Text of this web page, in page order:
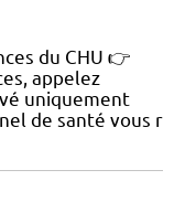
du CHU 👉
appelez
uniquement
de santé vous r